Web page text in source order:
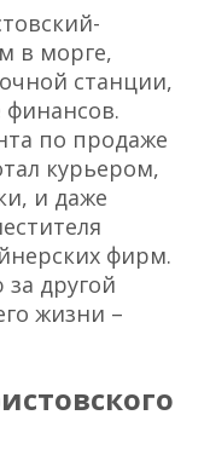
в морге,
станции,
по продаже
курьером,
и даже
фирм.
другой
жизни –